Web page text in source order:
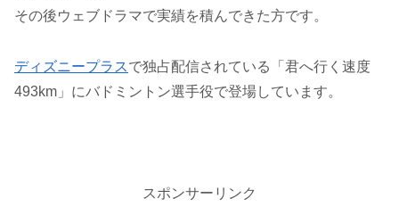
その後ウェブドラマで実績を積んできた方です。
ディズニープラスで独占配信されている「君へ行く速度
493km」にバドミントン選手役で登場しています。
スポンサーリンク